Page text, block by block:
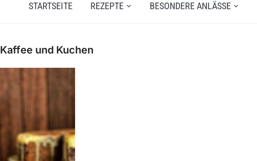
STARTSEITE REZEPTE BESONDERE ANLÄSSE
Kaffee und Kuchen